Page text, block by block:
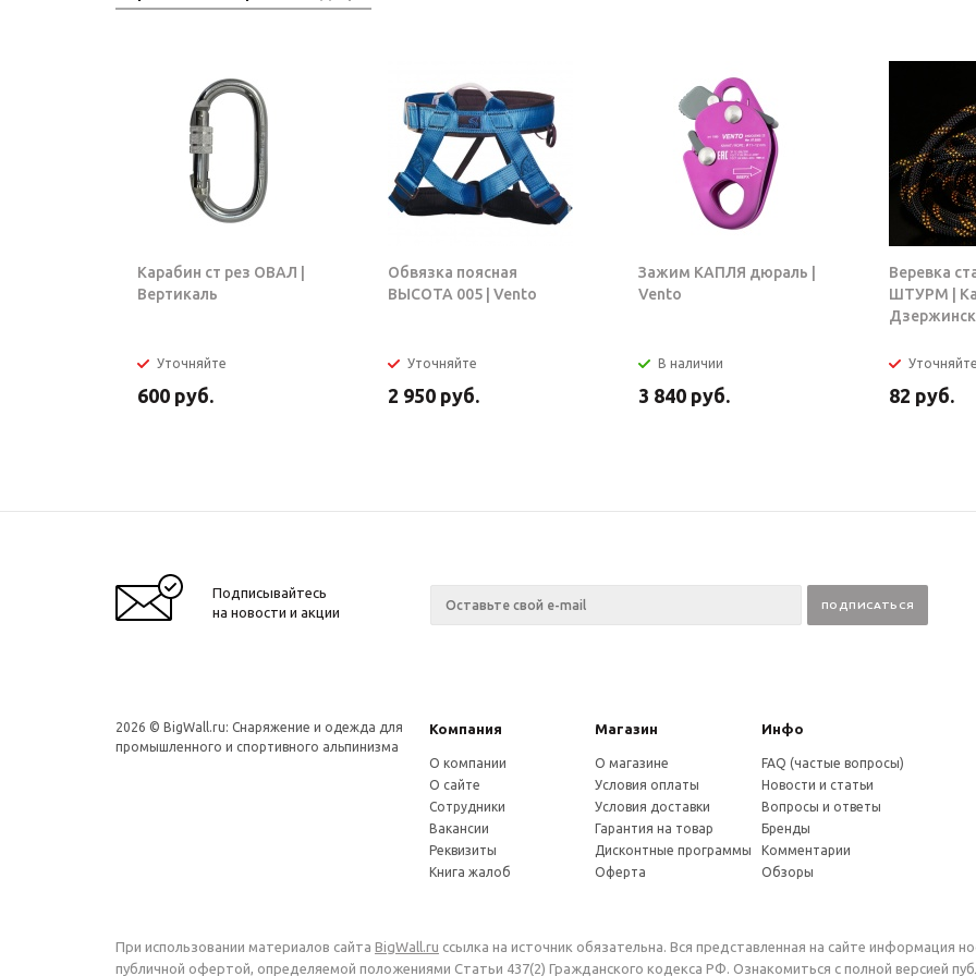
Карабин ст рез ОВАЛ |
Вертикаль
Уточняйте
600 руб.
Обвязка поясная
ВЫСОТА 005 | Vento
Уточняйте
2 950 руб.
Зажим КАПЛЯ дюраль |
Vento
В наличии
3 840 руб.
Веревка
ШТУРМ |
Дзержинск
Уточняйте
82 руб.
Подписывайтесь
на новости и акции
2026 © BigWall.ru: Снаряжение и одежда для
промышленного и спортивного альпинизма
Компания Магазин Инфо
О компании
О сайте
Сотрудники
Вакансии
Реквизиты
Книга жалоб
О магазине
Условия оплаты
Условия доставки
Гарантия на товар
Дисконтные программы
Оферта
FAQ (частые вопросы)
Новости и статьи
Вопросы и ответы
Бренды
Комментарии
Обзоры
При использовании материалов сайта BigWall.ru ссылка на источник обязательна. Вся представленная на сайте информация
публичной офертой, определяемой положениями Статьи 437(2) Гражданского кодекса РФ. Ознакомиться с полной версией